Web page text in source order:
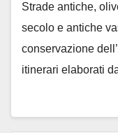
Strade antiche,
secolo e antiche
conservazione
itinerari elaborati